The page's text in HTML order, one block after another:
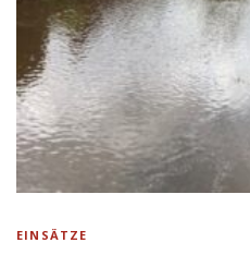
EINSÄTZE